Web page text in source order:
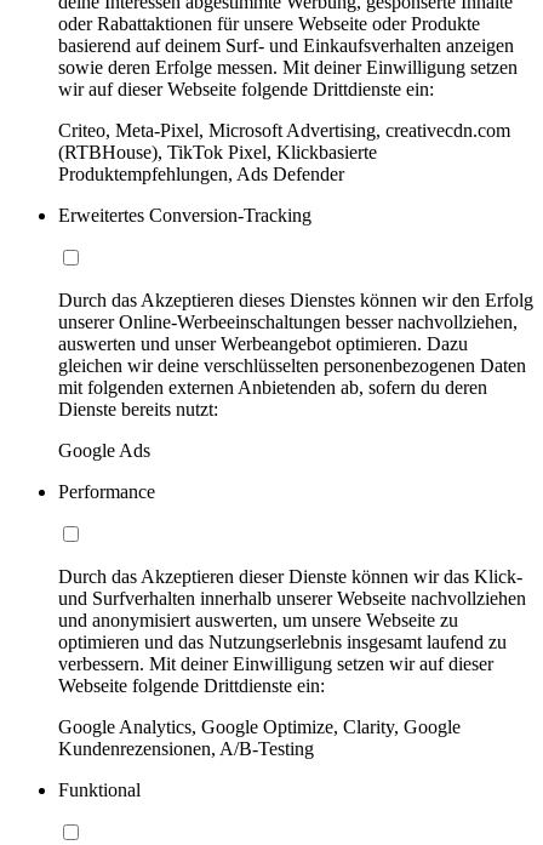
oder Rabattaktionen für unsere Webseite oder Produkte
basierend auf deinem Surf- und Einkaufsverhalten anzeigen
sowie deren Erfolge messen. Mit deiner Einwilligung setzen
wir auf dieser Webseite folgende Drittdienste ein:
Criteo, Meta-Pixel, Microsoft Advertising, creativecdn.com
(RTBHouse), TikTok Pixel, Klickbasierte
Produktempfehlungen, Ads Defender
Erweitertes Conversion-Tracking
Durch das Akzeptieren dieses Dienstes können wir den Erfolg
unserer Online-Werbeeinschaltungen besser nachvollziehen,
auswerten und unser Werbeangebot optimieren. Dazu
gleichen wir deine verschlüsselten personenbezogenen Daten
mit folgenden externen Anbietenden ab, sofern du deren
Dienste bereits nutzt:
Google Ads
Performance
Durch das Akzeptieren dieser Dienste können wir das Klick-
und Surfverhalten innerhalb unserer Webseite nachvollziehen
und anonymisiert auswerten, um unsere Webseite zu
optimieren und das Nutzungserlebnis insgesamt laufend zu
verbessern. Mit deiner Einwilligung setzen wir auf dieser
Webseite folgende Drittdienste ein:
Google Analytics, Google Optimize, Clarity, Google
Kundenrezensionen, A/B-Testing
Funktional